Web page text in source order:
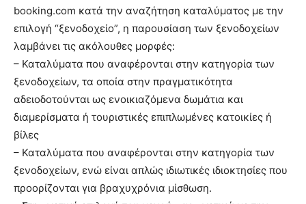
booking.com κατά την αναζήτηση καταλύματος με την
επιλογή “ξενοδοχείο”, η παρουσίαση των ξενοδοχείων
λαμβάνει τις ακόλουθες μορφές:
– Καταλύματα που αναφέρονται στην κατηγορία των
ξενοδοχείων, τα οποία στην πραγματικότητα
αδειοδοτούνται ως ενοικιαζόμενα δωμάτια και
διαμερίσματα ή τουριστικές επιπλωμένες κατοικίες ή
βίλες
– Καταλύματα που αναφέρονται στην κατηγορία των
ξενοδοχείων, ενώ είναι απλώς ιδιωτικές ιδιοκτησίες που
προορίζονται για βραχυχρόνια μίσθωση.